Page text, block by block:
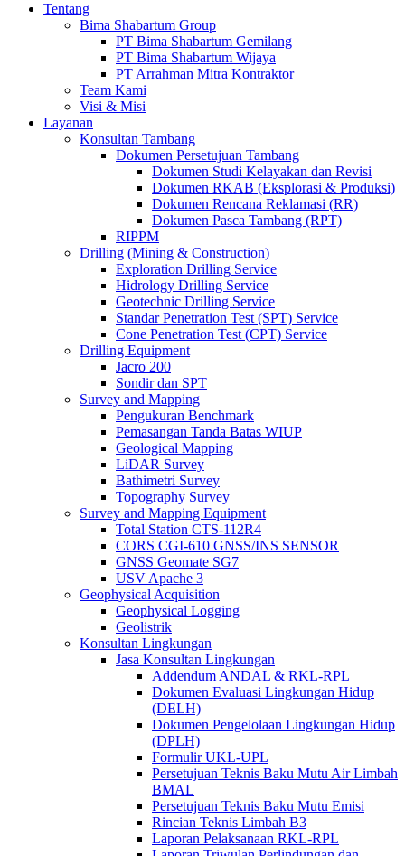
Tentang
Bima Shabartum Group
PT Bima Shabartum Gemilang
PT Bima Shabartum Wijaya
PT Arrahman Mitra Kontraktor
Team Kami
Visi & Misi
Layanan
Konsultan Tambang
Dokumen Persetujuan Tambang
Dokumen Studi Kelayakan dan Revisi
Dokumen RKAB (Eksplorasi & Produksi)
Dokumen Rencana Reklamasi (RR)
Dokumen Pasca Tambang (RPT)
RIPPM
Drilling (Mining & Construction)
Exploration Drilling Service
Hidrology Drilling Service
Geotechnic Drilling Service
Standar Penetration Test (SPT) Service
Cone Penetration Test (CPT) Service
Drilling Equipment
Jacro 200
Sondir dan SPT
Survey and Mapping
Pengukuran Benchmark
Pemasangan Tanda Batas WIUP
Geological Mapping
LiDAR Survey
Bathimetri Survey
Topography Survey
Survey and Mapping Equipment
Total Station CTS-112R4
CORS CGI-610 GNSS/INS SENSOR
GNSS Geomate SG7
USV Apache 3
Geophysical Acquisition
Geophysical Logging
Geolistrik
Konsultan Lingkungan
Jasa Konsultan Lingkungan
Addendum ANDAL & RKL-RPL
Dokumen Evaluasi Lingkungan Hidup
(DELH)
Dokumen Pengelolaan Lingkungan Hidup
(DPLH)
Formulir UKL-UPL
Persetujuan Teknis Baku Mutu Air Limbah
BMAL
Persetujuan Teknis Baku Mutu Emisi
Rincian Teknis Limbah B3
Laporan Pelaksanaan RKL-RPL